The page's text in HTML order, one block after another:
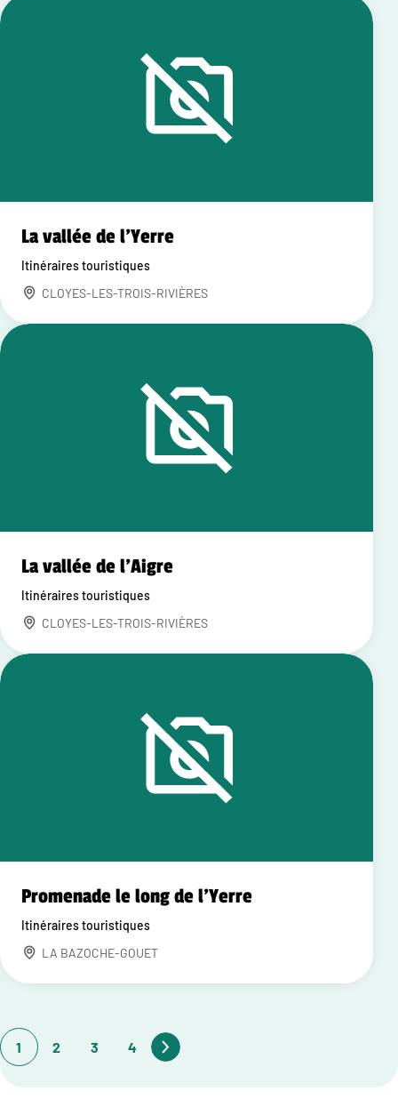
La vallée de l'Yerre
Itinéraires touristiques
CLOYES-LES-TROIS-RIVIÈRES
La vallée de l'Aigre
Itinéraires touristiques
CLOYES-LES-TROIS-RIVIÈRES
Promenade le long de l'Yerre
Itinéraires touristiques
LA BAZOCHE-GOUET
1 2 3 4